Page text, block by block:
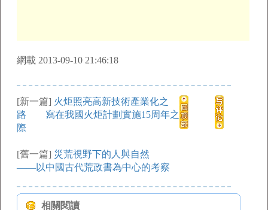
網載 2013-09-10 21:46:18
[新一篇] 火炬照亮高新技術產業化之
路 寫在我國火炬計劃實施15周年之
際
[舊一篇] 災荒視野下的人與自然
——以中國古代荒政書為中心的考察
相關閱讀